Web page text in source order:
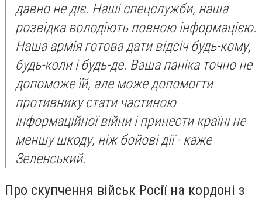
давно не діє. Наші спецслужби, наша
розвідка володіють повною інформацією.
Наша армія готова дати відсіч будь-кому,
будь-коли і будь-де. Ваша паніка точно не
допоможе їй, але може допомогти
противнику стати частиною
інформаційної війни і принести країні не
меншу шкоду, ніж бойові дії - каже
Зеленський.
Про скупчення військ Росії на кордоні з